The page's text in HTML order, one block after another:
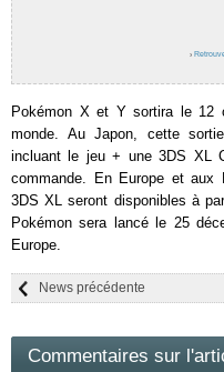
›
Pokémon X et Y sortira le 12
monde. Au Japon, cette
incluant le jeu + une 3DS XL
commande. En Europe et aux
3DS XL seront disponibles à
Pokémon sera lancé le 25
Europe.
News précédente
Commentaires sur